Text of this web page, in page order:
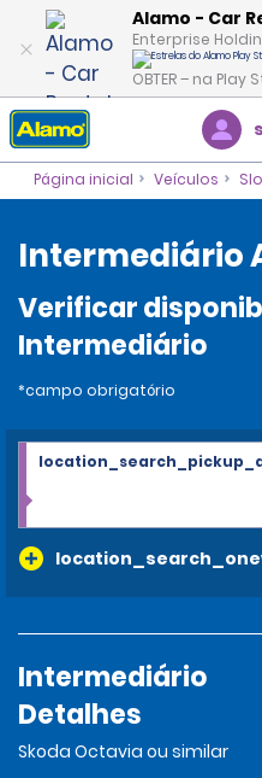
Alamo - Car
Enterprise
OBTER – na Play
Página inicial Veículos
Intermediário
Verificar
Intermediário
*campo obrigatório
Intermediário
Detalhes
Skoda Octavia ou similar